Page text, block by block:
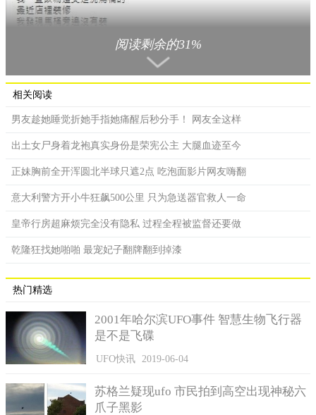
阅读剩余的31%
相关阅读
男友趁她睡觉折她手指她痛醒后秒分手！ 网友全这样
出土女尸身着龙袍真实身份是荣宪公主 大腿血迹至今
正妹胸前全开浑圆北半球只遮2点 吃泡面影片网友嗨翻
意大利警方开小牛狂飙500公里 只为急送器官救人一命
皇帝行房超麻烦完全没有隐私 过程全程被监督还要做
乾隆狂找她啪啪 最宠妃子翻牌翻到掉漆
热门精选
2001年哈尔滨UFO事件 智慧生物飞行器
是不是飞碟
UFO快讯 2019-06-04
苏格兰疑现ufo 市民拍到高空出现神秘六
爪子黑影